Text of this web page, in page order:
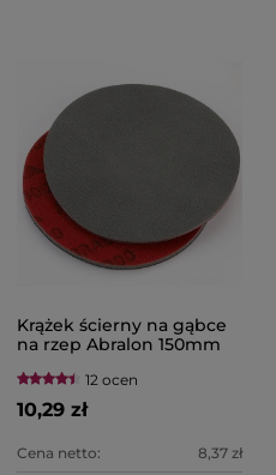
Krążek ścierny na gąbce
na rzep Abralon 150mm
12 ocen
10,29 zł
Cena netto: 8,37 zł